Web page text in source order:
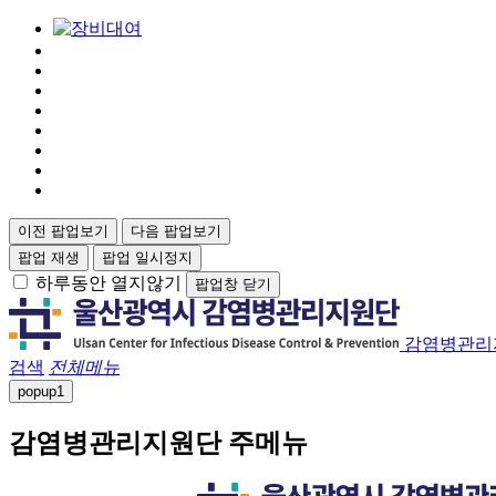
이전 팝업보기
다음 팝업보기
팝업 재생
팝업 일시정지
하루동안 열지않기 팝업창 닫기
감염병관
검색 전체메뉴
popup1
감염병관리지원단 주메뉴